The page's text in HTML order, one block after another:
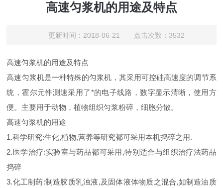
高速匀浆机的用途及特点
更新时间：2018-06-21 点击次数：3532
高速匀浆机的用途及特点
高速匀浆机是一种特殊的匀浆机，其采用可控硅高速度的调节系
统，霍尔元件测速采用了*的电子线路，数字显示清晰，使用方
便。主要用于动物，植物组织匀浆粉碎，细胞分散。
高速匀浆机的用途
1.科学研究:生化,植物,营养等研究都可采用本机捣碎之用.
2.医学治疗:实验室与药品都可采用,特别适合与组织治疗法药品
捣碎
3.化工制药:制造胶质乳浊液,及固体液体物质之混合,如制造油质